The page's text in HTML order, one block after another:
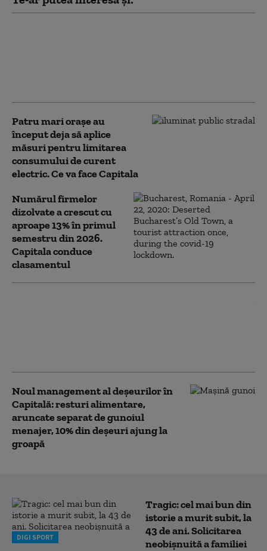
Patru mari orașe au
început deja să aplice
măsuri pentru limitarea
consumului de curent
electric. Ce va face Capitala
Numărul firmelor
dizolvate a crescut cu
aproape 13% în primul
semestru din 2026.
Capitala conduce
clasamentul
Noul management al deşeurilor în
Capitală: resturi alimentare,
aruncate separat de gunoiul
menajer, 10% din deșeuri ajung la
groapă
DIGI SPORT
Tragic: cel mai bun din
istorie a murit subit, la
43 de ani. Solicitarea
neobișnuită a familiei